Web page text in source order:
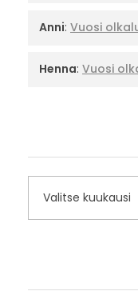
Anni: Vuosi
Henna: Vuosi